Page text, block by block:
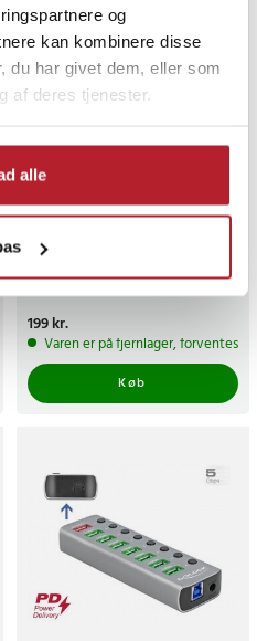
og
kan kombinere disse
du har givet dem, eller som
af deres tjenester.
alle
blive sendt inden for 5-7 hverdage
Delock 4-port USB 3.2 Gen
1-hub med USB Type A-stik
4x Type A-stik på siden
Pris:199 kr.
199 kr.
Varen er på fjernlager, forventes
Køb